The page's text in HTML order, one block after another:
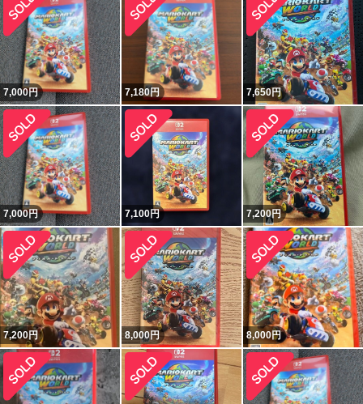
7,000円 7,180円 7,650円
7,000円 7,100円 7,200円
7,200円 8,000円 8,000円